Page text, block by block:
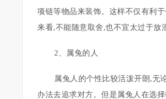
项链等物品来装饰。这样不仅有利
来看,不能随意取舍,也不宜太过于放
2、属兔的人
属兔人的个性比较活泼开朗,无
办法去追求对方。但是属兔人在选